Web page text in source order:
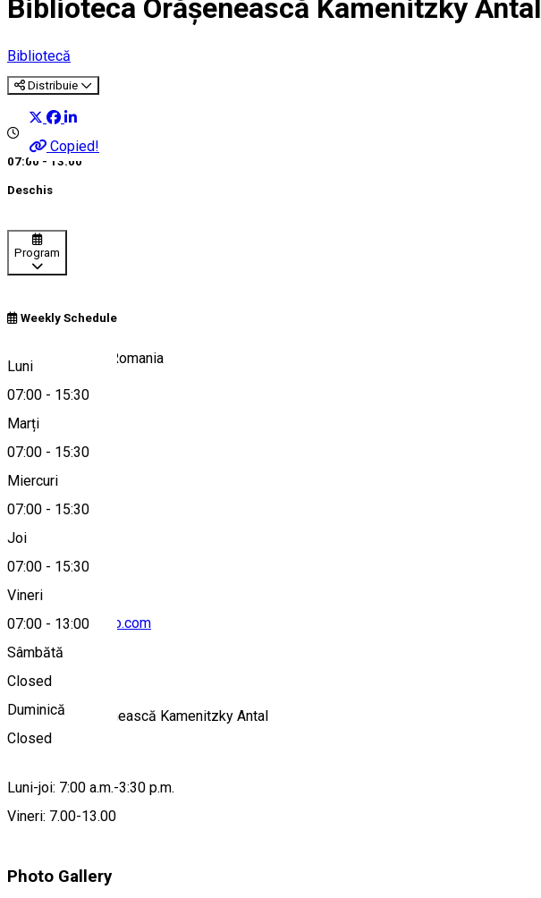
Biblioteca Orăşenească Kamenitzky Antal
Bibliotecă
Distribuie
Copied!
07:00 - 13:00
Deschis
Program
Weekly Schedule
Luni
07:00 - 15:30
Marți
07:00 - 15:30
Miercuri
07:00 - 15:30
Joi
07:00 - 15:30
Vineri
07:00 - 13:00
Sâmbătă
Closed
Duminică
Closed
Borsec 535300, Romania
Hartă
kozmaeva@yahoo.com
Despre
Biblioteca Orăşenească Kamenitzky Antal
Program:
Luni-joi: 7:00 a.m.-3:30 p.m.
Vineri: 7.00-13.00
Photo Gallery